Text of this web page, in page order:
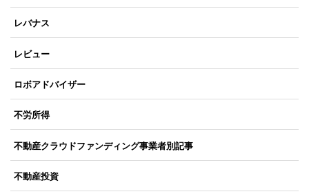
レバナス
レビュー
ロボアドバイザー
不労所得
不動産クラウドファンディング事業者別記事
不動産投資